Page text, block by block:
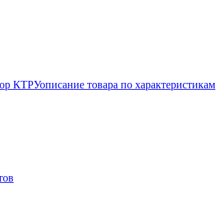
КТРУописание товара по характеристикам